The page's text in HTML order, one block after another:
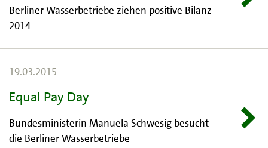
Berliner Wasserbetriebe ziehen positive Bilanz
2014
19.03.2015
Equal Pay Day
Bundesministerin Manuela Schwesig besucht
die Berliner Wasserbetriebe